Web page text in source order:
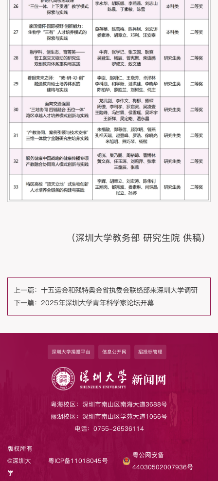
（深圳大学教务部 研究生院 供稿）
上一篇： 十五运会和残特奥会省执委会联络部来深圳大学调研
下一篇： 2025年深圳大学青年科学家论坛开幕
粤海校区：深圳市南山区南海大道3688号
丽湖校区：深圳市南山区学苑大道1066号
电话：0755-26536114
版权所有
©深圳大
学
粤ICP备11018045号
粤公网安备
44030502007936号
深圳大学捐赠平台 信息公开网 招投标管理